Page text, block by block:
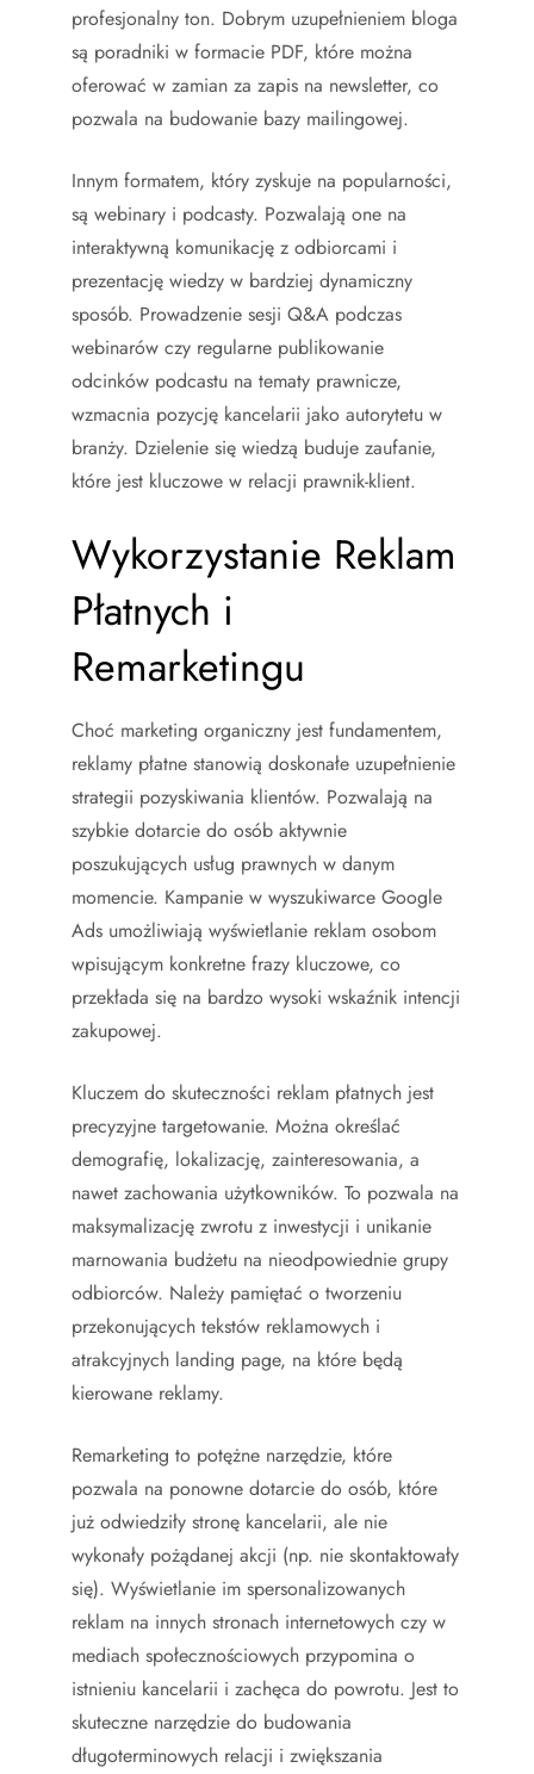
profesjonalny ton. Dobrym uzupełnieniem bloga
są poradniki w formacie PDF, które można
oferować w zamian za zapis na newsletter, co
pozwala na budowanie bazy mailingowej.
Innym formatem, który zyskuje na popularności,
są webinary i podcasty. Pozwalają one na
interaktywną komunikację z odbiorcami i
prezentację wiedzy w bardziej dynamiczny
sposób. Prowadzenie sesji Q&A podczas
webinarów czy regularne publikowanie
odcinków podcastu na tematy prawnicze,
wzmacnia pozycję kancelarii jako autorytetu w
branży. Dzielenie się wiedzą buduje zaufanie,
które jest kluczowe w relacji prawnik-klient.
Wykorzystanie Reklam
Płatnych i
Remarketingu
Choć marketing organiczny jest fundamentem,
reklamy płatne stanowią doskonałe uzupełnienie
strategii pozyskiwania klientów. Pozwalają na
szybkie dotarcie do osób aktywnie
poszukujących usług prawnych w danym
momencie. Kampanie w wyszukiwarce Google
Ads umożliwiają wyświetlanie reklam osobom
wpisującym konkretne frazy kluczowe, co
przekłada się na bardzo wysoki wskaźnik intencji
zakupowej.
Kluczem do skuteczności reklam płatnych jest
precyzyjne targetowanie. Można określać
demografię, lokalizację, zainteresowania, a
nawet zachowania użytkowników. To pozwala na
maksymalizację zwrotu z inwestycji i unikanie
marnowania budżetu na nieodpowiednie grupy
odbiorców. Należy pamiętać o tworzeniu
przekonujących tekstów reklamowych i
atrakcyjnych landing page, na które będą
kierowane reklamy.
Remarketing to potężne narzędzie, które
pozwala na ponowne dotarcie do osób, które
już odwiedziły stronę kancelarii, ale nie
wykonały pożądanej akcji (np. nie skontaktowały
się). Wyświetlanie im spersonalizowanych
reklam na innych stronach internetowych czy w
mediach społecznościowych przypomina o
istnieniu kancelarii i zachęca do powrotu. Jest to
skuteczne narzędzie do budowania
długoterminowych relacji i zwiększania